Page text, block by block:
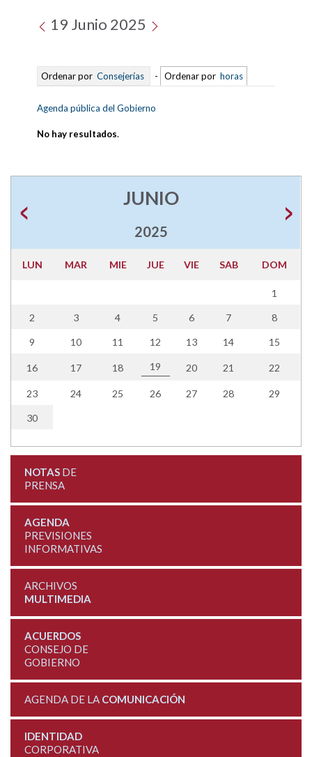
19 Junio 2025
Ordenar por Consejerías - Ordenar por horas
Agenda pública del Gobierno
No hay resultados.
JUNIO
2025
LUN MAR MIE JUE VIE SAB DOM
1
2 3 4 5 6 7 8
9 10 11 12 13 14 15
16 17 18 19 20 21 22
23 24 25 26 27 28 29
30
NOTASDE
PRENSA
AGENDA
PREVISIONES
INFORMATIVAS
ARCHIVOS
MULTIMEDIA
ACUERDOS
CONSEJO DE
GOBIERNO
AGENDA DE LA COMUNICACIÓN
IDENTIDAD
CORPORATIVA